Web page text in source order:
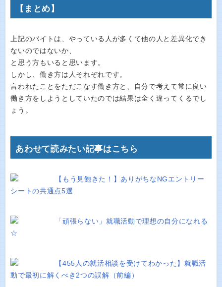
【まとめ】
上記のバイトは、やっている人が多くて他の人と差異化でき
ないのではないか、
と思う方もいると思います。
しかし、働き方は人それぞれです。
言われたことをただこなす働き方と、自分で考えて常に良い
働き方をしようとしていたのでは結果は全く違ってくるでし
ょう。
あわせて読みたい記事はこちら
【もう見飽きた！】ありがちなNGエントリー
シートの共通点5選
「頑張らない」就職活動で理想の自分になれる
☆
【455人の就活相談を受けてわかった】就職活
動で最初に解くべき2つの誤解（前編）